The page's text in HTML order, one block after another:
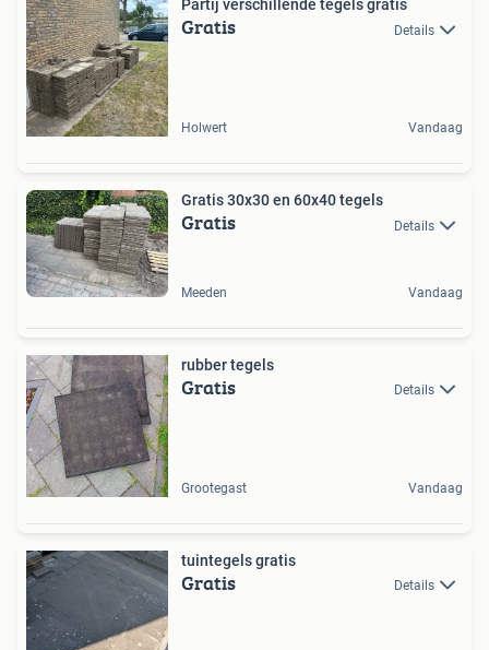
Partij verschillende tegels gratis
Gratis Details
Holwert Vandaag
Gratis 30x30 en 60x40 tegels
Gratis Details
Meeden Vandaag
rubber tegels
Gratis Details
Grootegast Vandaag
tuintegels gratis
Gratis Details